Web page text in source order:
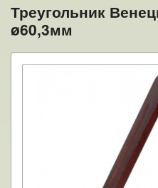
Треугольник
ø60,3мм